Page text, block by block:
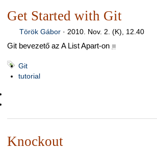
Get Started with Git
Török Gábor· 2010. Nov. 2. (K), 12.40
Git bevezető az A List Apart-on ■
Git
tutorial
Knockout